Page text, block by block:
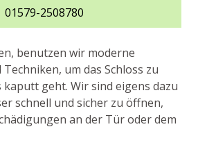
01579-2508780
benutzen wir moderne
um das Schloss zu
geht. Wir sind eigens dazu
schnell und sicher zu öffnen,
an der Tür oder dem